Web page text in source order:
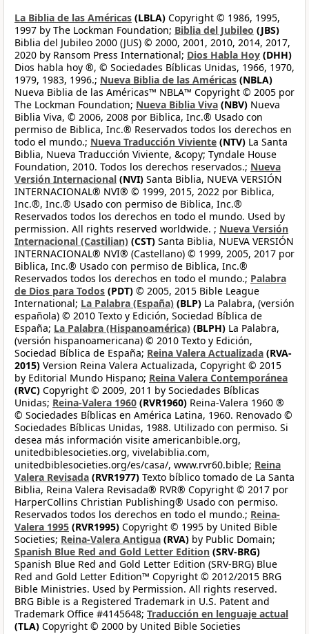
La Biblia de las Américas (LBLA) Copyright © 1986, 1995,
1997 by The Lockman Foundation; Biblia del Jubileo (JBS)
Biblia del Jubileo 2000 (JUS) © 2000, 2001, 2010, 2014, 2017,
2020 by Ransom Press International; Dios Habla Hoy (DHH)
Dios habla hoy ®, © Sociedades Bíblicas Unidas, 1966, 1970,
1979, 1983, 1996.; Nueva Biblia de las Américas (NBLA)
Nueva Biblia de las Américas™ NBLA™ Copyright © 2005 por
The Lockman Foundation; Nueva Biblia Viva (NBV) Nueva
Biblia Viva, © 2006, 2008 por Biblica, Inc.® Usado con
permiso de Biblica, Inc.® Reservados todos los derechos en
todo el mundo.; Nueva Traducción Viviente (NTV) La Santa
Biblia, Nueva Traducción Viviente, &copy; Tyndale House
Foundation, 2010. Todos los derechos reservados.; Nueva
Versión Internacional (NVI) Santa Biblia, NUEVA VERSIÓN
INTERNACIONAL® NVI® © 1999, 2015, 2022 por Biblica,
Inc.®, Inc.® Usado con permiso de Biblica, Inc.®
Reservados todos los derechos en todo el mundo. Used by
permission. All rights reserved worldwide. ; Nueva Versión
Internacional (Castilian) (CST) Santa Biblia, NUEVA VERSIÓN
INTERNACIONAL® NVI® (Castellano) © 1999, 2005, 2017 por
Biblica, Inc.® Usado con permiso de Biblica, Inc.®
Reservados todos los derechos en todo el mundo.; Palabra
de Dios para Todos (PDT) © 2005, 2015 Bible League
International; La Palabra (España) (BLP) La Palabra, (versión
española) © 2010 Texto y Edición, Sociedad Bíblica de
España; La Palabra (Hispanoamérica) (BLPH) La Palabra,
(versión hispanoamericana) © 2010 Texto y Edición,
Sociedad Bíblica de España; Reina Valera Actualizada (RVA-
2015) Version Reina Valera Actualizada, Copyright © 2015
by Editorial Mundo Hispano; Reina Valera Contemporánea
(RVC) Copyright © 2009, 2011 by Sociedades Bíblicas
Unidas; Reina-Valera 1960 (RVR1960) Reina-Valera 1960 ®
© Sociedades Bíblicas en América Latina, 1960. Renovado ©
Sociedades Bíblicas Unidas, 1988. Utilizado con permiso. Si
desea más información visite americanbible.org,
unitedbiblesocieties.org, vivelabiblia.com,
unitedbiblesocieties.org/es/casa/, www.rvr60.bible; Reina
Valera Revisada (RVR1977) Texto bíblico tomado de La Santa
Biblia, Reina Valera Revisada® RVR® Copyright © 2017 por
HarperCollins Christian Publishing® Usado con permiso.
Reservados todos los derechos en todo el mundo.; Reina-
Valera 1995 (RVR1995) Copyright © 1995 by United Bible
Societies; Reina-Valera Antigua (RVA) by Public Domain;
Spanish Blue Red and Gold Letter Edition (SRV-BRG)
Spanish Blue Red and Gold Letter Edition (SRV-BRG) Blue
Red and Gold Letter Edition™ Copyright © 2012/2015 BRG
Bible Ministries. Used by Permission. All rights reserved.
BRG Bible is a Registered Trademark in U.S. Patent and
Trademark Office #4145648; Traducción en lenguaje actual
(TLA) Copyright © 2000 by United Bible Societies